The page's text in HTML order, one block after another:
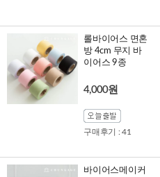
롤바이어스 면혼
방 4cm 무지 바
이어스 9종
4,000원
구매후기 : 41
바이어스메이커